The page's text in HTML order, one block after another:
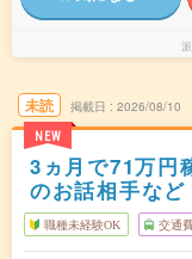
未読
NEW
掲載日 2026/08/10
3ヵ月で71万円
のお話相手など
職種未経験OK 交通